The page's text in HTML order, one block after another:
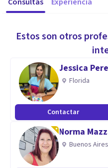
Estos son otros
Jessica
Florida
Contactar
Norma
Buenos Aires